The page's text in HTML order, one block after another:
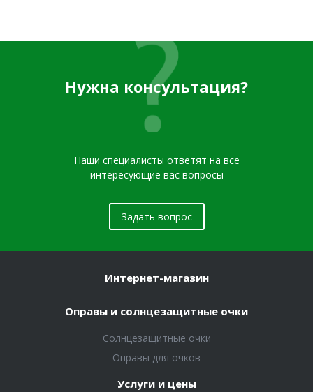
Нужна консультация?
Наши специалисты ответят на все
интересующие вас вопросы
Задать вопрос
Интернет-магазин
Оправы и солнцезащитные очки
Солнцезащитные очки
Оправы для очков
Услуги и цены